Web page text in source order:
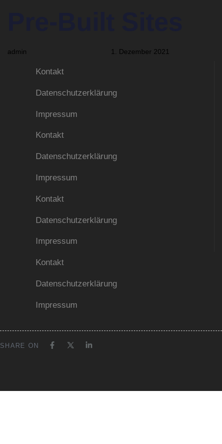
admin 1. Dezember 2021
Kontakt
Datenschutzerklärung
Impressum
Kontakt
Datenschutzerklärung
Impressum
Kontakt
Datenschutzerklärung
Impressum
Kontakt
Datenschutzerklärung
Impressum
SHARE ON